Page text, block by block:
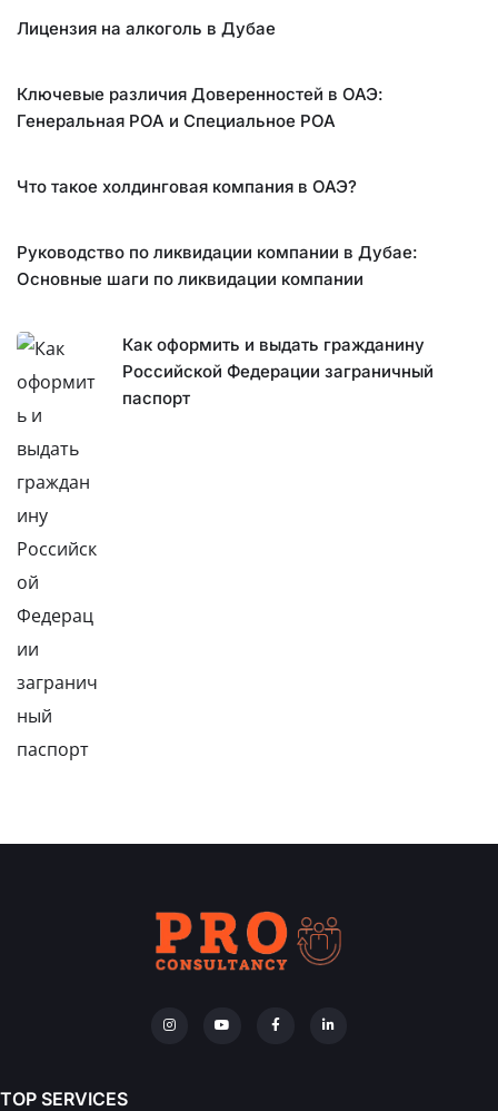
Лицензия на алкоголь в Дубае
Ключевые различия Доверенностей в ОАЭ:
Генеральная POA и Специальное POA
Что такое холдинговая компания в ОАЭ?
Руководство по ликвидации компании в Дубае:
Основные шаги по ликвидации компании
Как оформить и выдать гражданину
Российской Федерации заграничный
паспорт
TOP SERVICES